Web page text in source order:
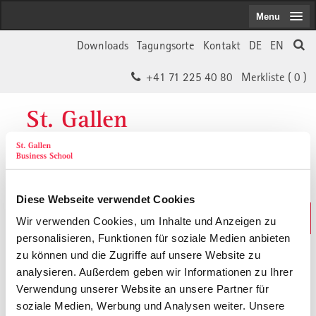
Diese Webseite verwendet Cookies
Wir verwenden Cookies, um Inhalte und Anzeigen zu
personalisieren, Funktionen für soziale Medien anbieten
zu können und die Zugriffe auf unsere Website zu
analysieren. Außerdem geben wir Informationen zu Ihrer
Verwendung unserer Website an unsere Partner für
soziale Medien, Werbung und Analysen weiter. Unsere
EN
DE
Kontakt
Tagungsorte
Downloads
Merkliste ( 0 )
+41 71 225 40 80
St. Gallen
Business School
Weiterbildungs-Suche
In 30 Sekunden das Passende finden
Menu
Der von Ihnen gesuchte Inhalt ist